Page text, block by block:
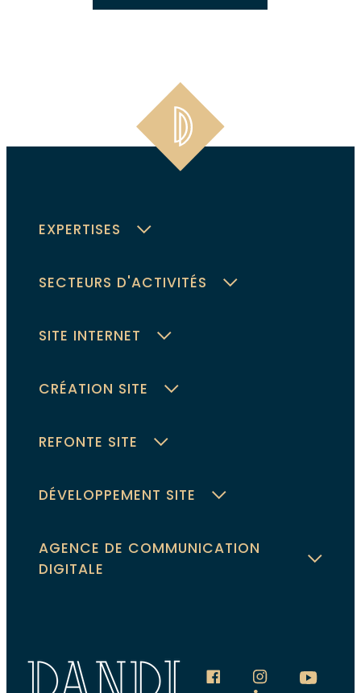
EXPERTISES
SECTEURS D'ACTIVITÉS
SITE INTERNET
CRÉATION SITE
REFONTE SITE
DÉVELOPPEMENT SITE
AGENCE DE COMMUNICATION
DIGITALE